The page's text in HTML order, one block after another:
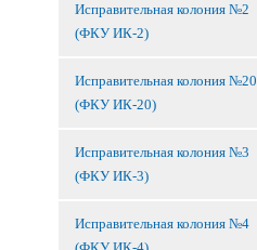
Исправительная колония №2
(ФКУ ИК-2)
Исправительная колония №20
(ФКУ ИК-20)
Исправительная колония №3
(ФКУ ИК-3)
Исправительная колония №4